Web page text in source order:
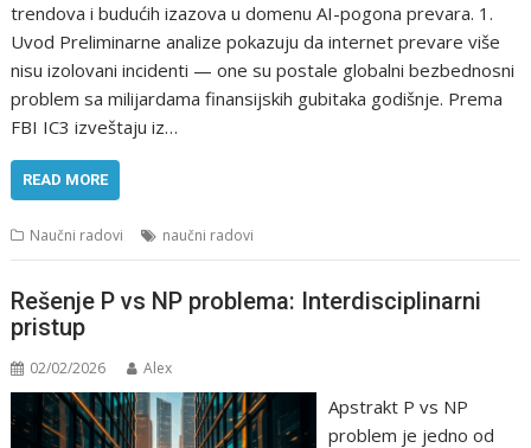
trendova i budućih izazova u domenu AI-pogona prevara. 1.
Uvod Preliminarne analize pokazuju da internet prevare više
nisu izolovani incidenti — one su postale globalni bezbednosni
problem sa milijardama finansijskih gubitaka godišnje. Prema
FBI IC3 izveštaju iz…
READ MORE
Naučni radovi naučni radovi
Rešenje P vs NP problema: Interdisciplinarni
pristup
02/02/2026 Alex
Apstrakt P vs NP
problem je jedno od